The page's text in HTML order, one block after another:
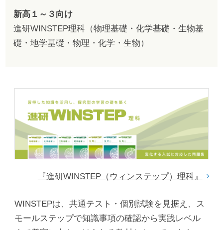
新高１～３向け
進研WINSTEP理科（物理基礎・化学基礎・生物基
礎・地学基礎・物理・化学・生物）
『進研WINSTEP（ウィンステップ）理科』
WINSTEPは、共通テスト・個別試験を見据え、ス
モールステップで知識事項の確認から実践レベル